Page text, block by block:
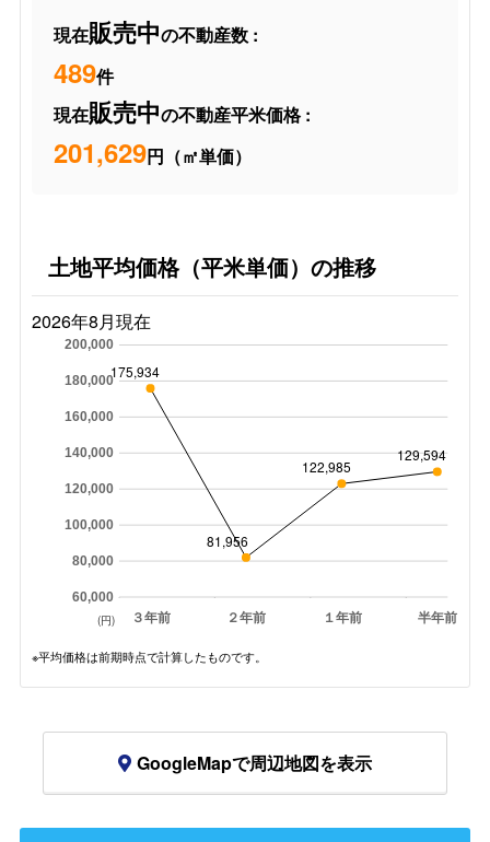
現在販売中の不動産数 :
489件
現在販売中の不動産平米価格 :
201,629円（㎡単価）
土地平均価格（平米単価）の推移
2026年8月現在
３年前 ２年前 １年前 半年前
60,000
80,000
100,000
120,000
140,000
160,000
180,000
200,000
175,934
81,956
122,985
129,594
(円)
※平均価格は前期時点で計算したものです。
GoogleMapで周辺地図を表示